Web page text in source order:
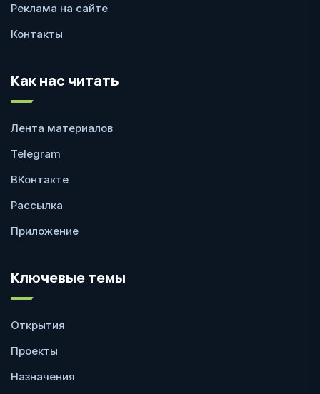
Реклама на сайте
Контакты
Как нас читать
Лента материалов
Telegram
ВКонтакте
Рассылка
Приложение
Ключевые темы
Открытия
Проекты
Назначения